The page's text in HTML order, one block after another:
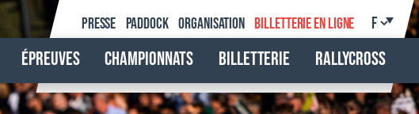
Presse Paddock Organisation Billetterie en ligne
Épreuves Championnats Billetterie Rallycross